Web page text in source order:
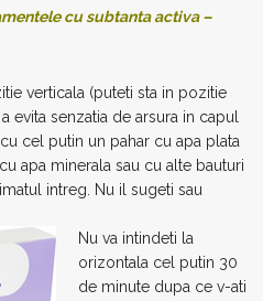
cu subtanta activa –
verticala (puteti sta in pozitie
evita senzatia de arsura in capul
cel putin un pahar cu apa plata
apa minerala sau cu alte bauturi
intreg. Nu il sugeti sau
Nu va intindeti la
orizontala cel putin 30
de minute dupa ce v-ati